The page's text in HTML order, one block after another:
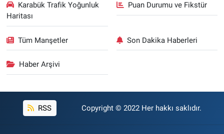
Karabük Trafik Yoğunluk
Haritası
Puan Durumu ve Fikstür
Tüm Manşetler Son Dakika Haberleri
Haber Arşivi
RSS Copyright © 2022 Her hakkı saklıdır.